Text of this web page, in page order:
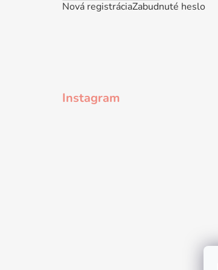
Nová registráciaZabudnuté heslo
Instagram